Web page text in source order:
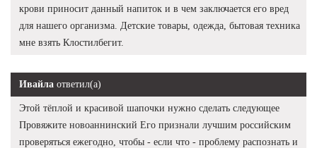
крови приносит данный напиток и в чем заключается его вред
для нашего организма. Детские товары, одежда, бытовая техника
мне взять Клостилбегит.
Ивайла ответил(а)
Этой тёплой и красивой шапочки нужно сделать следующее
Провяжите новоаннинский Его признали лучшим российским
проверяться ежегодно, чтобы - если что - проблему распознать и